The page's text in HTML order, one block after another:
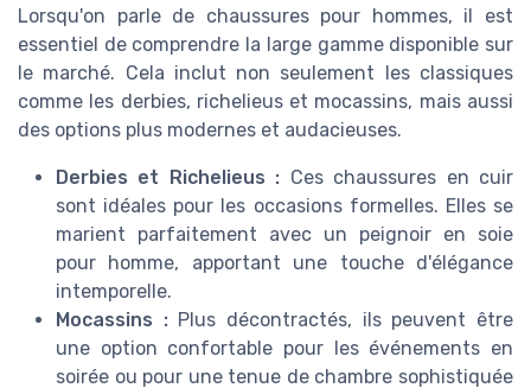
Lorsqu'on parle de chaussures pour hommes, il est
essentiel de comprendre la large gamme disponible sur
le marché. Cela inclut non seulement les classiques
comme les derbies, richelieus et mocassins, mais aussi
des options plus modernes et audacieuses.
Derbies et Richelieus : Ces chaussures en cuir
sont idéales pour les occasions formelles. Elles se
marient parfaitement avec un peignoir en soie
pour homme, apportant une touche d'élégance
intemporelle.
Mocassins :Plus décontractés, ils peuvent être
une option confortable pour les événements en
soirée ou pour une tenue de chambre sophistiquée